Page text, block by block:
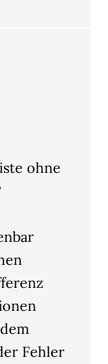
ohne
Fehler